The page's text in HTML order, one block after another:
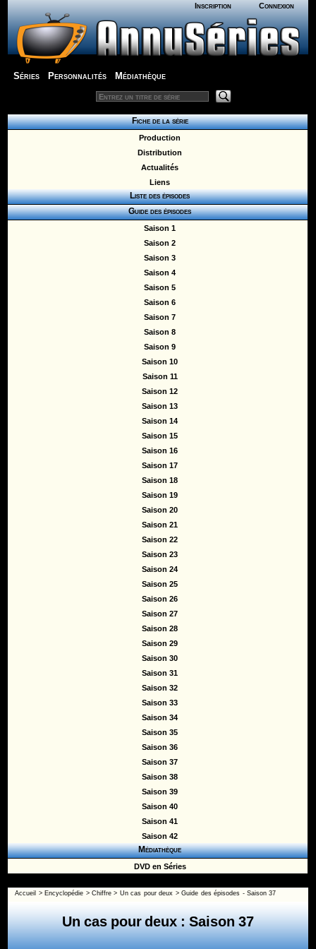
Inscription Connexion
Séries Personnalités Médiathèque
Fiche de la série
Production
Distribution
Actualités
Liens
Liste des épisodes
Guide des épisodes
Saison 1
Saison 2
Saison 3
Saison 4
Saison 5
Saison 6
Saison 7
Saison 8
Saison 9
Saison 10
Saison 11
Saison 12
Saison 13
Saison 14
Saison 15
Saison 16
Saison 17
Saison 18
Saison 19
Saison 20
Saison 21
Saison 22
Saison 23
Saison 24
Saison 25
Saison 26
Saison 27
Saison 28
Saison 29
Saison 30
Saison 31
Saison 32
Saison 33
Saison 34
Saison 35
Saison 36
Saison 37
Saison 38
Saison 39
Saison 40
Saison 41
Saison 42
Médiathèque
DVD en Séries
Accueil > Encyclopédie >Chiffre > Un cas pour deux >Guide des épisodes - Saison 37
Un cas pour deux : Saison 37